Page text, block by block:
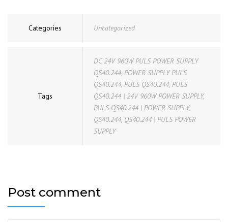
Categories Uncategorized
Tags
DC 24V 960W PULS POWER SUPPLY
QS40.244, POWER SUPPLY PULS
QS40.244, PULS QS40.244, PULS
QS40.244 | 24V 960W POWER SUPPLY,
PULS QS40.244 | POWER SUPPLY,
QS40.244, QS40.244 | PULS POWER
SUPPLY
Post comment